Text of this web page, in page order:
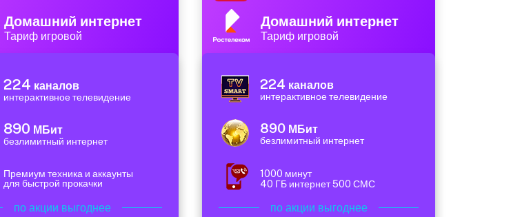
Домашний интернет
Тариф игровой
224 каналов
интерактивное телевидение
890 МБит
безлимитный интернет
Премиум техника и аккаунты
для быстрой прокачки
по акции выгоднее
Домашний интернет
Тариф игровой
224 каналов
интерактивное телевидение
890 МБит
безлимитный интернет
1000 минут
40 ГБ интернет 500 СМС
по акции выгоднее